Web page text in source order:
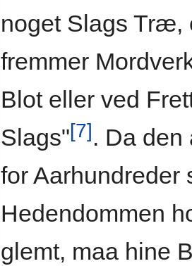
noget Slags Træ,
fremmer
Blot eller ved
Slags"[7]. Da
for Aarhundreder
Hedendommen
glemt, maa hine